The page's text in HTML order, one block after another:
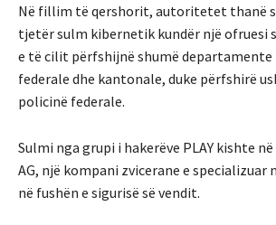
Në fillim të qershorit, autoritetet thanë
tjetër sulm kibernetik kundër një ofruesi
e të cilit përfshijnë shumë
federale dhe kantonale, duke përfshirë
policinë federale.
Sulmi nga grupi i hakerëve PLAY kishte
AG, një kompani zvicerane e specializuar
në fushën e sigurisë së vendit.